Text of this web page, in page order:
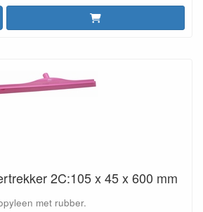
2C:105 x 45 x 600 mm
met rubber.